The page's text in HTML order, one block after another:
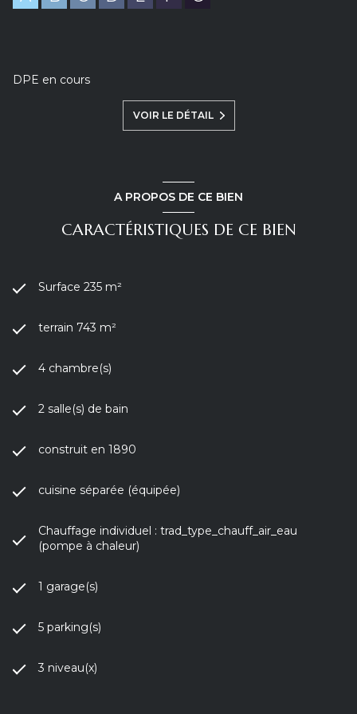
privatives complètent ce bien.
www.georisques.gouv.fr.
Pour toute information complémentaire ou pour organiser
une visite, n’hésitez pas à me contacter au 06.63.46.67.13 -
Lommez Caroline (Agent Commercial au RSAC d'Annecy
DPE en cours
VOIR LE DÉTAIL
A PROPOS DE CE BIEN
CARACTÉRISTIQUES DE CE BIEN
Surface 235 m²
terrain 743 m²
4 chambre(s)
2 salle(s) de bain
construit en 1890
cuisine séparée (équipée)
Chauffage individuel : trad_type_chauff_air_eau
(pompe à chaleur)
1 garage(s)
5 parking(s)
3 niveau(x)